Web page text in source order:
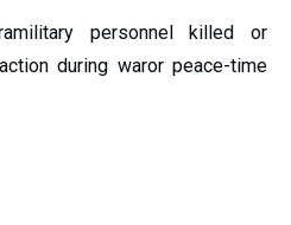
personnel killed or
during waror peace-time